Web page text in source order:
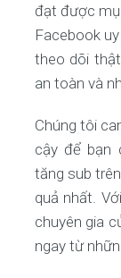
đạt được
Facebook
theo dõi
an toàn và
Chúng tôi
cậy để bạn
tăng sub
quả nhất.
chuyên gia
ngay từ